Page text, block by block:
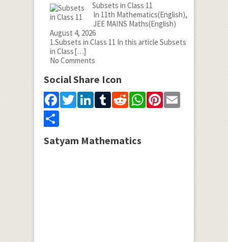
Subsets in Class 11
In 11th Mathematics(English),
JEE MAINS Maths(English)
August 4, 2026
1.Subsets in Class 11 In this article Subsets
in Class[…]
No Comments
Social Share Icon
Facebook
Twitter
LinkedIn
Tumblr
Reddit
WhatsApp
Pinterest
Email
Share
Satyam Mathematics